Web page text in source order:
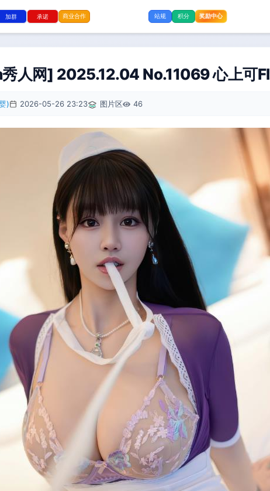
加群 承诺 商业合作 站规 积分 奖励中心
人网] 2025.12.04 No.11069 心上可
) 2026-05-26 23:23 图片区 46